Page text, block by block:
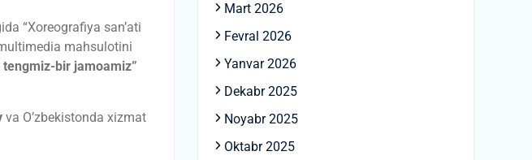
“Xoreografiya san’ati
mahsulotini
tengmiz-bir jamoamiz”
va O’zbekistonda xizmat
Mart 2026
Fevral 2026
Yanvar 2026
Dekabr 2025
Noyabr 2025
Oktabr 2025